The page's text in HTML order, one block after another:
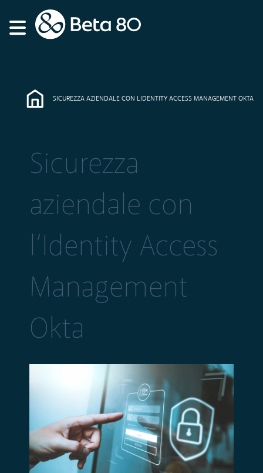
SICUREZZA AZIENDALE CON LIDENTITY ACCESS MANAGEMENT OKTA
Sicurezza
aziendale con
l’Identity Access
Management
Okta